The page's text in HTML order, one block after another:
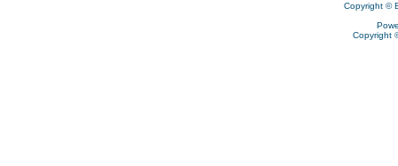
Copyright ©
Copyright